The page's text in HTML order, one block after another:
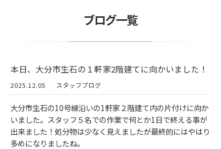
ブログ一覧
本日、大分市生石の１軒家2階建てに向かいました！
2025.12.05 スタッフブログ
大分市生石の10号線沿いの1軒家２階建て内の片付けに向か
いました。スタッフ５名での作業で何とか1日で終える事が
出来ました！処分物は少なく見えましたが最終的にはやはり
多めになりましたね。